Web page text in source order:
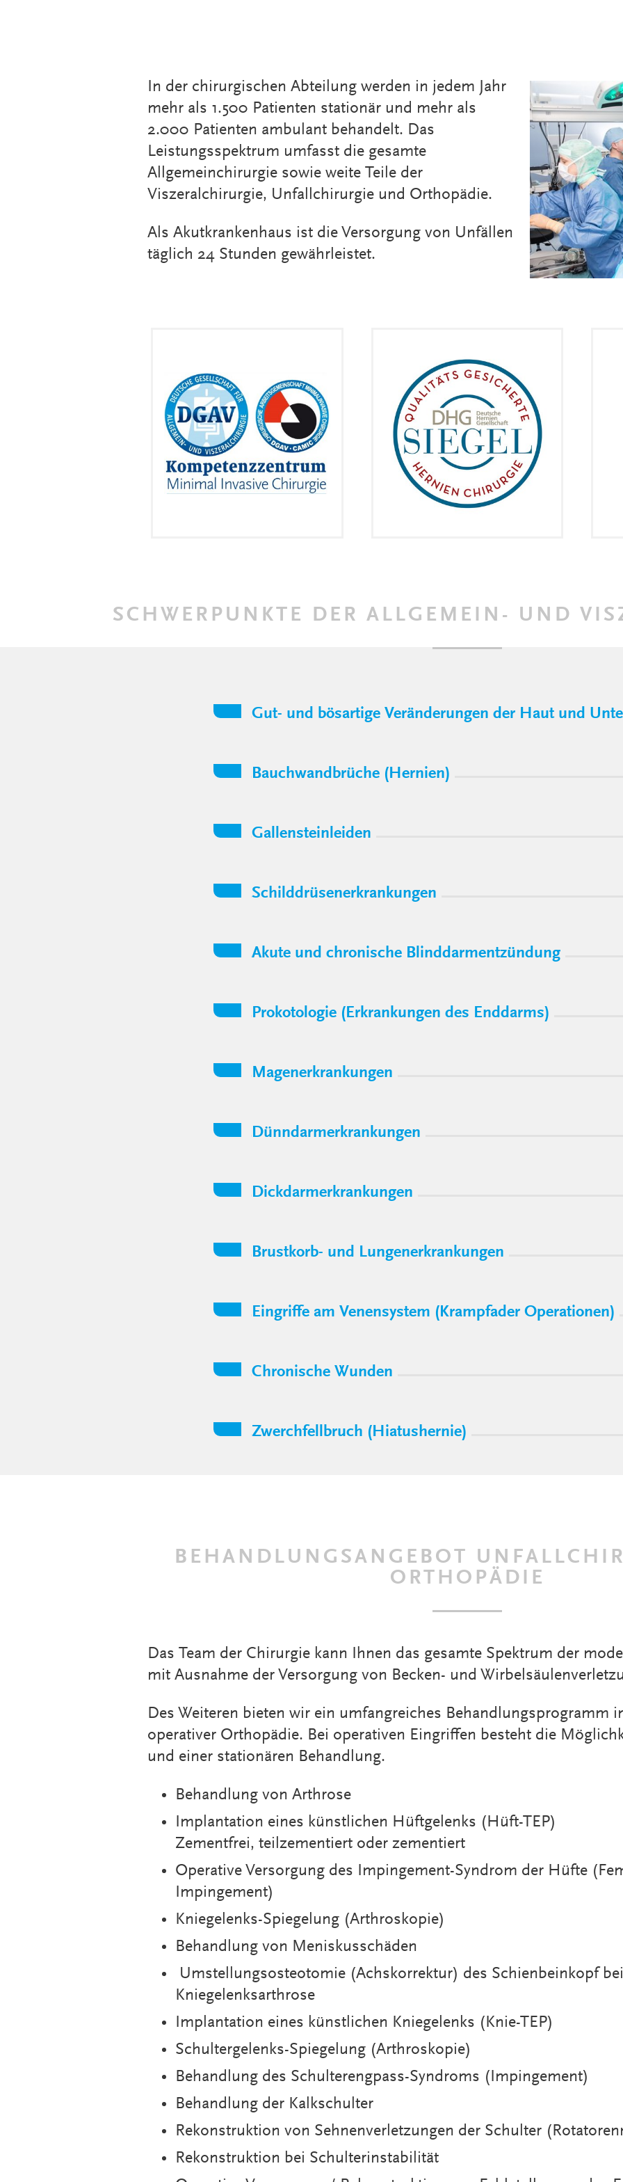
AMBULANTE
CHIRURGIE IM
CONMEDICO
ZENTRALE
NOTAUFNAHME
In der chirurgischen Abteilung werden in jedem Jahr
mehr als 1.500 Patienten stationär und mehr als
2.000 Patienten ambulant behandelt. Das
Leistungsspektrum umfasst die gesamte
Allgemeinchirurgie sowie weite Teile der
Viszeralchirurgie, Unfallchirurgie und Orthopädie.
Als Akutkrankenhaus ist die Versorgung von Unfällen
täglich 24 Stunden gewährleistet.
SCHWERPUNKTE DER ALLGEMEIN- UND
Gut- und bösartige Veränderungen der Haut und
Bauchwandbrüche (Hernien)
Gallensteinleiden
Schilddrüsenerkrankungen
Akute und chronische Blinddarmentzündung
Prokotologie (Erkrankungen des Enddarms)
Magenerkrankungen
Dünndarmerkrankungen
Dickdarmerkrankungen
Brustkorb- und Lungenerkrankungen
Eingriffe am Venensystem (Krampfader Operationen)
Chronische Wunden
Zwerchfellbruch (Hiatushernie)
BEHANDLUNGSANGEBOT
ORTHOPÄDIE
Das Team der Chirurgie kann Ihnen das gesamte Spektrum der
mit Ausnahme der Versorgung von Becken- und
Des Weiteren bieten wir ein umfangreiches Behandlungsprogramm
operativer Orthopädie. Bei operativen Eingriffen besteht die
und einer stationären Behandlung.
Behandlung von Arthrose
Implantation eines künstlichen Hüftgelenks (Hüft-TEP)
Zementfrei, teilzementiert oder zementiert
Operative Versorgung des Impingement-Syndrom der Hüfte
Impingement)
Kniegelenks-Spiegelung (Arthroskopie)
Behandlung von Meniskusschäden
Umstellungsosteotomie (Achskorrektur) des Schienbeinkopf
Kniegelenksarthrose
Implantation eines künstlichen Kniegelenks (Knie-TEP)
Schultergelenks-Spiegelung (Arthroskopie)
Behandlung des Schulterengpass-Syndroms (Impingement)
Behandlung der Kalkschulter
Rekonstruktion von Sehnenverletzungen der Schulter
Rekonstruktion bei Schulterinstabilität